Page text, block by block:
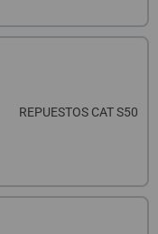
REPUESTOS CAT S50